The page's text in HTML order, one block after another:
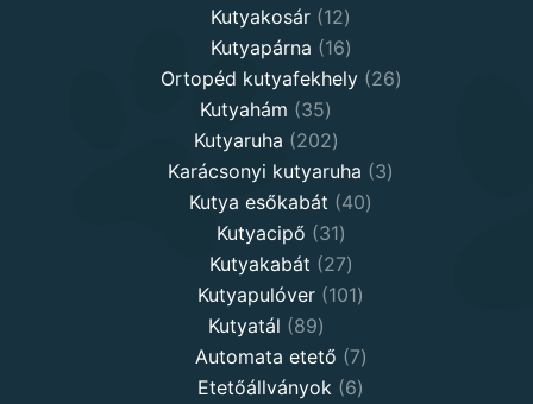
products
Kutyakosár 1212
products
Kutyapárna 1616
products
Ortopéd kutyafekhely 2626
Kutyahám 3535
products
Kutyaruha 202202
products
Karácsonyi kutyaruha 33
Kutya esőkabát 4040
Kutyacipő 3131
products
Kutyakabát 2727
products
Kutyapulóver 101101
Kutyatál 8989
products
Automata etető 77
products
Etetőállványok 66